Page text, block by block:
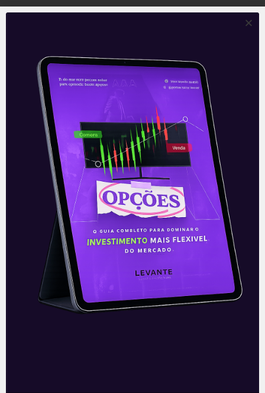
Além disso, o resultado vem sendo
Transformação de Aço (Soluções Usiminas)
com o lançamento do e-commerce em
março para venda de aços galvanizados e
chapas modificadas, com maior valor
agregado que as bobinas de aços
laminados e aços especiais para indústrias.
—
Este conteúdo faz parte da nossa
Newsletter
Para ficar por dentro do universo dos
investimentos de maneira prática,